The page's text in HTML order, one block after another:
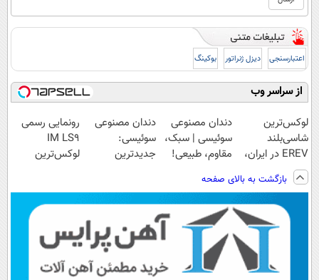
اعتبارسنجی دیزل ژنراتور بوکینگ
از سراسر وب
لوکس‌ترین
شاسی‌بلند
EREV در ایران،
توسط نیکا موتور
رونمایی شد!
دندان مصنوعی
سوئیسی | سبک،
مقاوم، طبیعی!
رایگان+پرداخت
اقساطی😍
دندان مصنوعی
سوئیسی:
جدیدترین
پرداخت قسطی
رونمایی رسمی
IM LS9
لوکس‌ترین
بازگشت به بالای صفحه